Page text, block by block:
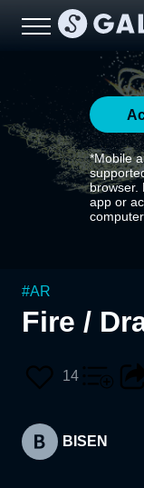
*Mobile
browser.
app or
computer.
#AR
Fire /
14
BISEN